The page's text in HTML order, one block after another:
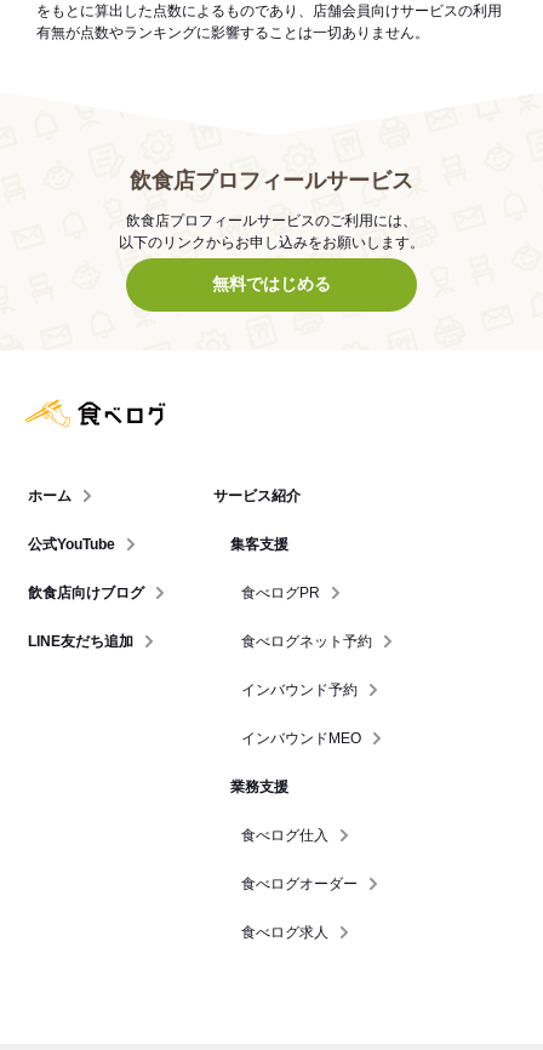
をもとに算出した点数によるものであり、店舗会員向けサービスの利用
有無が点数やランキングに影響することは一切ありません。
飲食店プロフィールサービス
飲食店プロフィールサービスのご利用には、
以下のリンクからお申し込みをお願いします。
無料ではじめる
ホーム
公式YouTube
飲食店向けブログ
LINE友だち追加
サービス紹介
集客支援
食べログPR
食べログネット予約
インバウンド予約
インバウンドMEO
業務支援
食べログ仕入
食べログオーダー
食べログ求人